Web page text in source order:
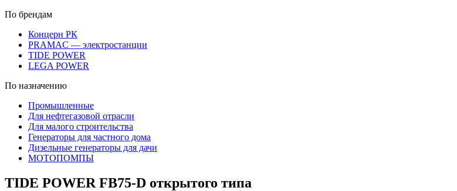
По брендам
Концерн РК
PRAMAC — электростанции
TIDE POWER
LEGA POWER
По назначению
Промышленные
Для нефтегазовой отрасли
Для малого строительства
Генераторы для частного дома
Дизельные генераторы для дачи
МОТОПОМПЫ
TIDE POWER FB75-D открытого типа